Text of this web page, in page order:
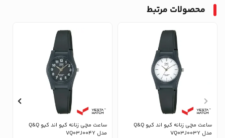
محصولات مرتبط
ساعت مچی زنانه کیو اند کیو Q&Q
مدل VQ03J003Y
ساعت مچی زنانه کیو اند کیو Q&Q
مدل VQ03J004Y